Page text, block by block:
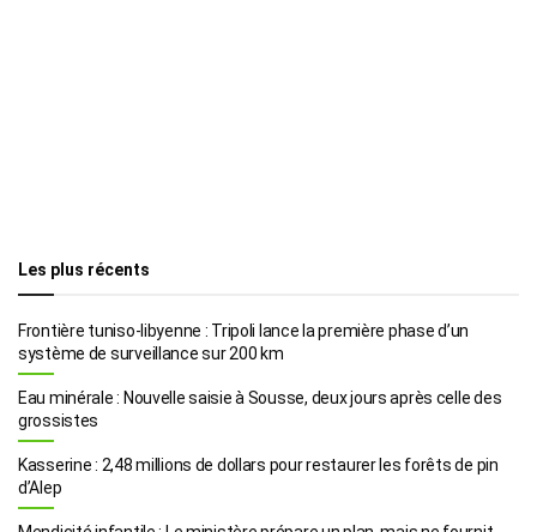
Les plus récents
Frontière tuniso-libyenne : Tripoli lance la première phase d’un
système de surveillance sur 200 km
Eau minérale : Nouvelle saisie à Sousse, deux jours après celle des
grossistes
Kasserine : 2,48 millions de dollars pour restaurer les forêts de pin
d’Alep